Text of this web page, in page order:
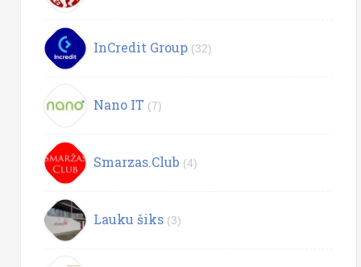
InCredit Group (32)
Nano IT (7)
Smarzas.Club (4)
Lauku šiks (3)